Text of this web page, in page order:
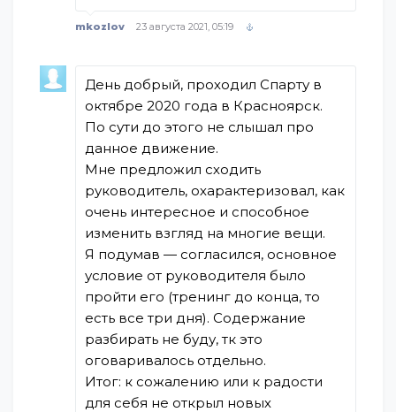
mkozlov 23 августа 2021, 05:19
День добрый, проходил Спарту в
октябре 2020 года в Красноярск.
По сути до этого не слышал про
данное движение.
Мне предложил сходить
руководитель, охарактеризовал, как
очень интересное и способное
изменить взгляд на многие вещи.
Я подумав — согласился, основное
условие от руководителя было
пройти его (тренинг до конца, то
есть все три дня). Содержание
разбирать не буду, тк это
оговаривалось отдельно.
Итог: к сожалению или к радости
для себя не открыл новых